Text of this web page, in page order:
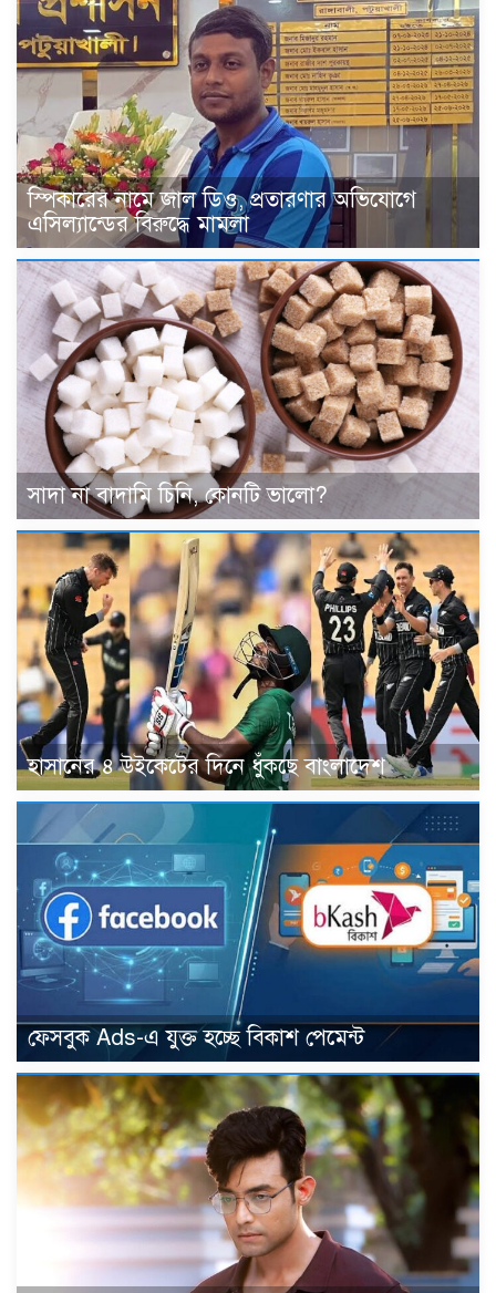
স্পিকারের নামে জাল ডিও, প্রতারণার অভিযোগে
এসিল্যান্ডের বিরুদ্ধে মামলা
সাদা না বাদামি চিনি, কোনটি ভালো?
হাসানের ৪ উইকেটের দিনে ধুঁকছে বাংলাদেশ
ফেসবুক Ads-এ যুক্ত হচ্ছে বিকাশ পেমেন্ট